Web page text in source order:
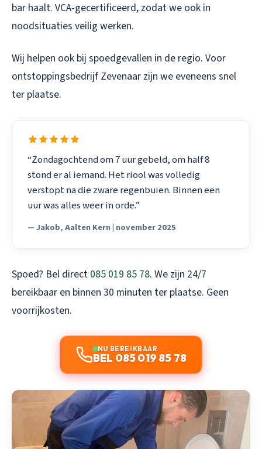
bar haalt. VCA-gecertificeerd, zodat we ook in
noodsituaties veilig werken.
Wij helpen ook bij spoedgevallen in de regio. Voor
ontstoppingsbedrijf Zevenaar zijn we eveneens snel
ter plaatse.
“Zondagochtend om 7 uur gebeld, om half 8
stond er al iemand. Het riool was volledig
verstopt na die zware regenbuien. Binnen een
uur was alles weer in orde.”
— Jakob, Aalten Kern | november 2025
Spoed? Bel direct 085 019 85 78. We zijn 24/7
bereikbaar en binnen 30 minuten ter plaatse. Geen
voorrijkosten.
NU BEREIKBAAR
BEL 085 019 85 78